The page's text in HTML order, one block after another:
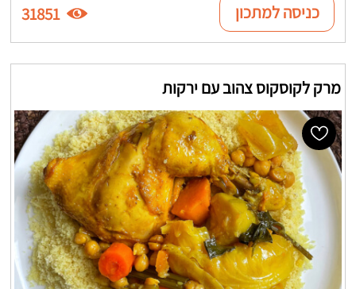
כניסה למתכון 31851
מרק לקוסקוס צהוב עם ירקות